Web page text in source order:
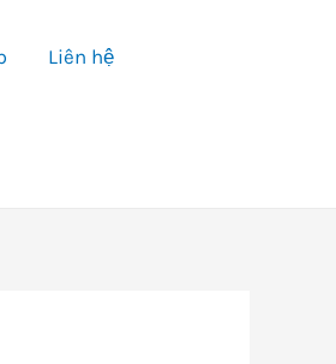
Liên hệ